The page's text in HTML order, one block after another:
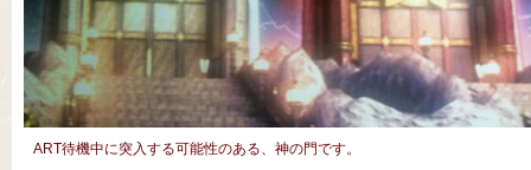
ART待機中に突入する可能性のある、神の門です。